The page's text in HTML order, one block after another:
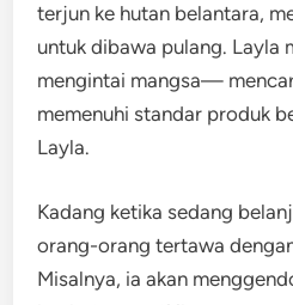
terjun ke hutan belantara,
untuk dibawa pulang. Layla
mengintai mangsa—
memenuhi standar produk
Layla.
Kadang ketika sedang
orang-orang tertawa
Misalnya, ia akan